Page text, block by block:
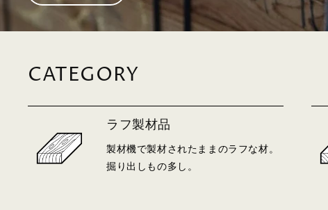
CATEGORY
ラフ製材品
製材機で製材されたままのラフな材。
掘り出しもの多し 。